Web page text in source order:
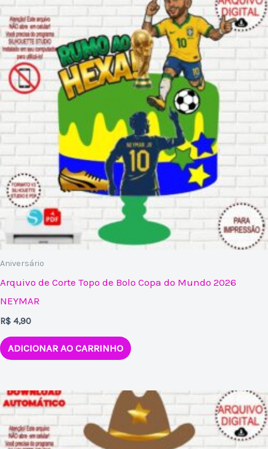
Aniversário
Arquivo de Corte Topo de Bolo Copa do Mundo 2026
NEYMAR
R$ 4,90
ADICIONAR AO CARRINHO